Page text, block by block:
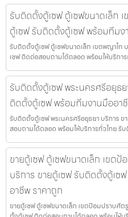
รับติดตั้งตู้เซฟ ตู้เซฟขนาดเล็ก
ตู้เซฟ รับติดตั้งตู้เซฟ พร้อมทีมง
รับติดตั้งตู้เซฟ ตู้เซฟขนาดเล็ก เขตพญาไท
เซฟ ติดต่อสอบถามได้ตลอด พร้อมให้บริกา
รับติดตั้งตู้เซฟ พระนครศรีอยุธ
ติดตั้งตู้เซฟ พร้อมทีมงานมืออา
รับติดตั้งตู้เซฟ พระนครศรีอยุธยา บริการ
สอบถามได้ตลอด พร้อมให้บริการทั่วไทย รั
ขายตู้เซฟ ตู้เซฟขนาดเล็ก เขต
บริการ ขายตู้เซฟ รับติดตั้งตู้เซ
อาชีพ ราคาถูก
ขายตู้เซฟ ตู้เซฟขนาดเล็ก เขตป้อมปราบศั